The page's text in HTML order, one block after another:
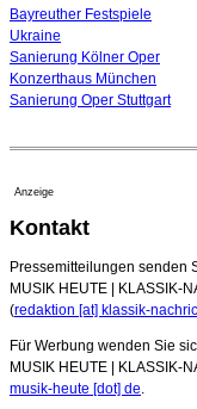
Bayreuther Festspiele
Ukraine
Sanierung Kölner Oper
Konzerthaus München
Sanierung Oper Stuttgart
Anzeige
Kontakt
Pressemitteilungen senden
MUSIK HEUTE | KLASSIK-
(redaktion [at] klassik-
Für Werbung wenden Sie
MUSIK HEUTE | KLASSIK-
musik-heute [dot] de.